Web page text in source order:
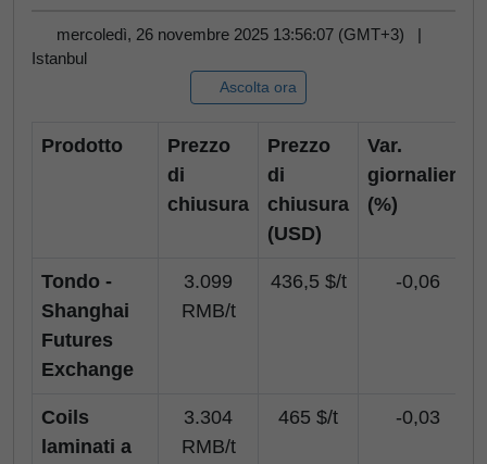
mercoledì, 26 novembre 2025 13:56:07 (GMT+3) |
Istanbul
Ascolta ora
Prodotto
Prezzo
di
chiusura
Prezzo
di
chiusura
(USD)
Var.
giornaliera
(%)
Tondo -
Shanghai
Futures
Exchange
3.099
RMB/t
436,5 $/t -0,06
Coils
laminati a
3.304
RMB/t
465 $/t -0,03